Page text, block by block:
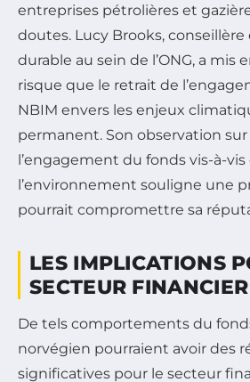
entreprises pétrolières et
doutes. Lucy Brooks, conseillère
durable au sein de l’ONG, a mis
risque que le retrait de
NBIM envers les enjeux
permanent. Son observation sur
l’engagement du fonds vis-à-vis
l’environnement souligne une
pourrait compromettre sa
LES IMPLICATIONS
SECTEUR FINANCIER
De tels comportements du
norvégien pourraient avoir des
significatives pour le secteur